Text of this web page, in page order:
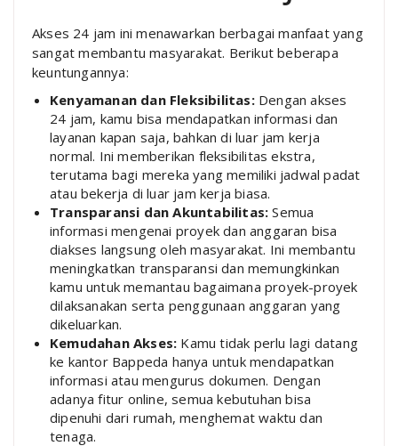
Akses 24 jam ini menawarkan berbagai manfaat yang
sangat membantu masyarakat. Berikut beberapa
keuntungannya:
Kenyamanan dan Fleksibilitas:Dengan akses
24 jam, kamu bisa mendapatkan informasi dan
layanan kapan saja, bahkan di luar jam kerja
normal. Ini memberikan fleksibilitas ekstra,
terutama bagi mereka yang memiliki jadwal padat
atau bekerja di luar jam kerja biasa.
Transparansi dan Akuntabilitas: Semua
informasi mengenai proyek dan anggaran bisa
diakses langsung oleh masyarakat. Ini membantu
meningkatkan transparansi dan memungkinkan
kamu untuk memantau bagaimana proyek-proyek
dilaksanakan serta penggunaan anggaran yang
dikeluarkan.
Kemudahan Akses: Kamu tidak perlu lagi datang
ke kantor Bappeda hanya untuk mendapatkan
informasi atau mengurus dokumen. Dengan
adanya fitur online, semua kebutuhan bisa
dipenuhi dari rumah, menghemat waktu dan
tenaga.